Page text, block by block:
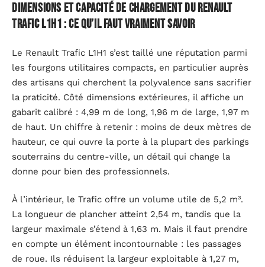
Dimensions et capacité de chargement du Renault
Trafic L1H1 : ce qu’il faut vraiment savoir
Le Renault Trafic L1H1 s’est taillé une réputation parmi
les fourgons utilitaires compacts, en particulier auprès
des artisans qui cherchent la polyvalence sans sacrifier
la praticité. Côté dimensions extérieures, il affiche un
gabarit calibré : 4,99 m de long, 1,96 m de large, 1,97 m
de haut. Un chiffre à retenir : moins de deux mètres de
hauteur, ce qui ouvre la porte à la plupart des parkings
souterrains du centre-ville, un détail qui change la
donne pour bien des professionnels.
À l’intérieur, le Trafic offre un volume utile de 5,2 m³.
La longueur de plancher atteint 2,54 m, tandis que la
largeur maximale s’étend à 1,63 m. Mais il faut prendre
en compte un élément incontournable : les passages
de roue. Ils réduisent la largeur exploitable à 1,27 m,